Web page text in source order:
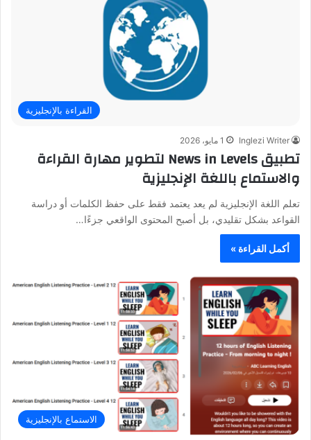
القراءة بالإنجليزية
Inglezi Writer 1 مايو، 2026
تطبيق News in Levels لتطوير مهارة القراءة
والاستماع باللغة الإنجليزية
تعلم اللغة الإنجليزية لم يعد يعتمد فقط على حفظ الكلمات أو دراسة
القواعد بشكل تقليدي، بل أصبح المحتوى الواقعي جزءًا…
أكمل القراءة »
الاستماع بالإنجليزية